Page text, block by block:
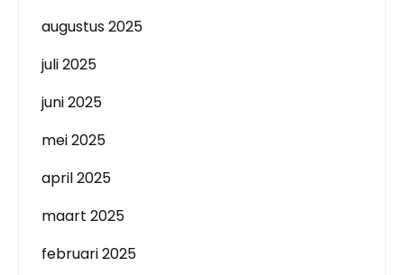
augustus 2025
juli 2025
juni 2025
mei 2025
april 2025
maart 2025
februari 2025